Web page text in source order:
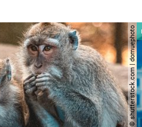
© shutterstock.com | domuephoto